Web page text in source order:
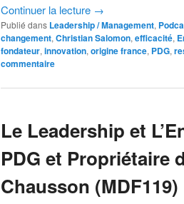
Continuer la lecture →
Publié dans Leadership / Management,
changement,Christian Salomon,efficacité,
fondateur,innovation,origine france, PDG,
commentaire
Le Leadership et
PDG et Propriétaire
Chausson (MDF119)